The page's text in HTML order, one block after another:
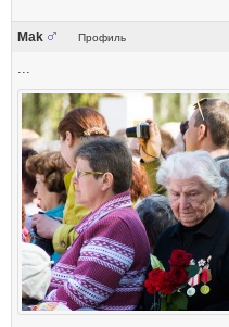
Mak Профиль
...